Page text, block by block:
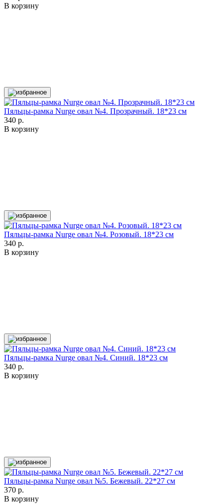
В корзину
Пяльцы-рамка Nurge овал №4. Прозрачный. 18*23 см
340 р.
В корзину
Пяльцы-рамка Nurge овал №4. Розовый. 18*23 см
340 р.
В корзину
Пяльцы-рамка Nurge овал №4. Синий. 18*23 см
340 р.
В корзину
Пяльцы-рамка Nurge овал №5. Бежевый. 22*27 см
370 р.
В корзину